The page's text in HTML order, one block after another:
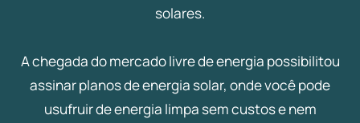
solares.
A chegada do mercado livre de energia possibilitou
assinar planos de energia solar, onde você pode
usufruir de energia limpa sem custos e nem